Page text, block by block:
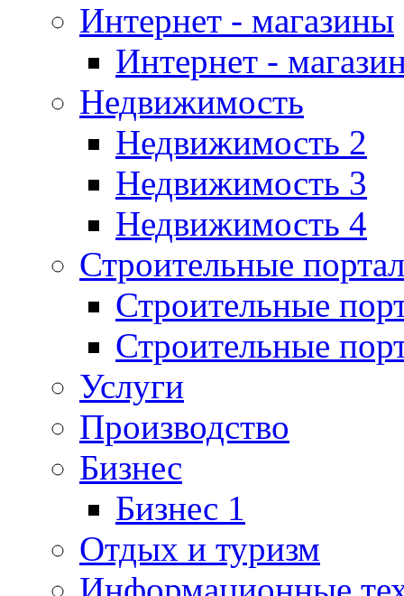
Интернет - магазины
Интернет -
Недвижимость
Недвижимость 2
Недвижимость 3
Недвижимость 4
Строительные
Строительные
Строительные
Услуги
Производство
Бизнес
Бизнес 1
Отдых и туризм